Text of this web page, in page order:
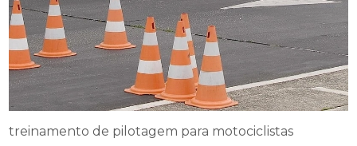
treinamento de pilotagem para motociclistas